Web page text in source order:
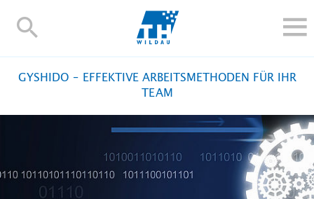
TH-
FORSCHUNG UND TRANSFER
INTERNATIONAL
GYSHIDO – EFFEKTIVE ARBEITSMETHODEN FÜR IHR
TEAM